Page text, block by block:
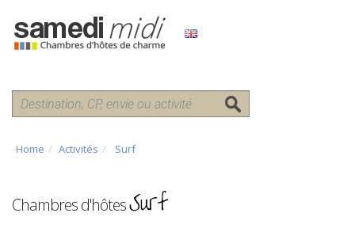
Home Activités Surf
Chambres d'hôtesSurf